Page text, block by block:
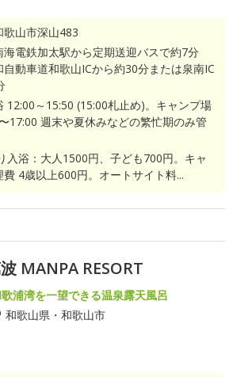
歌山市深山483
海電鉄加太駅から定期送迎バスで約7分
自動車道和歌山ICから約30分または泉南IC
12:00～15:50 (15:00札止め)。キャンプ場
17:00 週末や夏休みなどの繁忙期のみ管
入浴：大人1500円、子ども700円。キャ
費 4歳以上600円。オートサイト料...
MANPA RESORT
浦湾を一望できる温泉露天風呂
和歌山県・和歌山市